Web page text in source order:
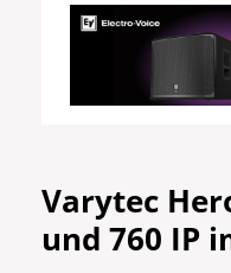
Varytec
und 760 IP